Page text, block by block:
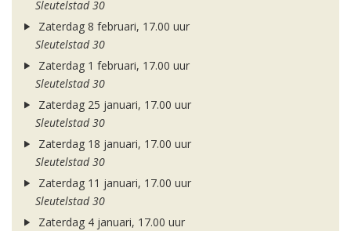
Sleutelstad 30
Zaterdag 8 februari, 17.00 uur
Sleutelstad 30
Zaterdag 1 februari, 17.00 uur
Sleutelstad 30
Zaterdag 25 januari, 17.00 uur
Sleutelstad 30
Zaterdag 18 januari, 17.00 uur
Sleutelstad 30
Zaterdag 11 januari, 17.00 uur
Sleutelstad 30
Zaterdag 4 januari, 17.00 uur